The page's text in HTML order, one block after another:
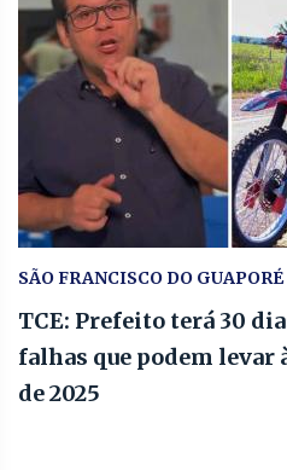
SÃO FRANCISCO DO GUAPORÉ
TCE: Prefeito terá 30
falhas que podem levar
de 2025